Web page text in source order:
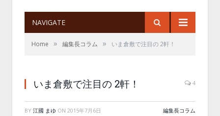
NAVIGATE
Home » 編集長コラム » いま倉敷で注目の 2軒！
いま倉敷で注目の 2軒！ 4
BY 江國 まゆ ON 2015年7月6日 編集長コラム